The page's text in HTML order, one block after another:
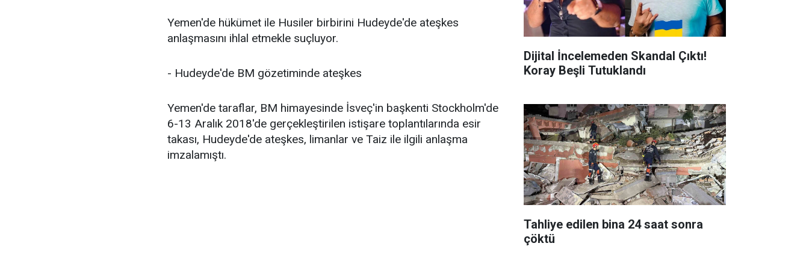
Yemen'de hükümet ile Husiler birbirini Hudeyde'de ateşkes
anlaşmasını ihlal etmekle suçluyor.
- Hudeyde'de BM gözetiminde ateşkes
Yemen'de taraflar, BM himayesinde İsveç'in başkenti Stockholm'de
6-13 Aralık 2018'de gerçekleştirilen istişare toplantılarında esir
takası, Hudeyde'de ateşkes, limanlar ve Taiz ile ilgili anlaşma
imzalamıştı.
Dijital İncelemeden Skandal Çıktı!
Koray Beşli Tutuklandı
Tahliye edilen bina 24 saat sonra
çöktü